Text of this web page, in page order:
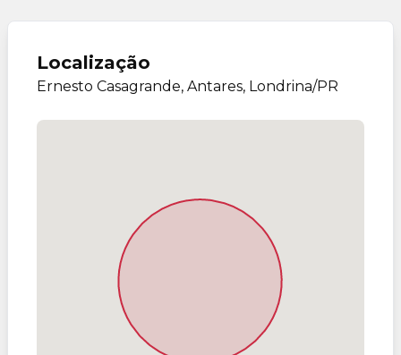
Localização
Ernesto Casagrande, Antares, Londrina/PR